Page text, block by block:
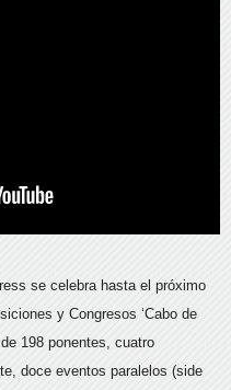
se celebra hasta el próximo
y Congresos ‘Cabo de
198 ponentes, cuatro
doce eventos paralelos (side